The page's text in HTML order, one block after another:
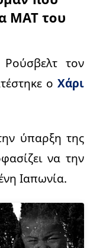
ΜΑΤ του
τον
ο Χάρι
ύπαρξη της
να την
Ιαπωνία.